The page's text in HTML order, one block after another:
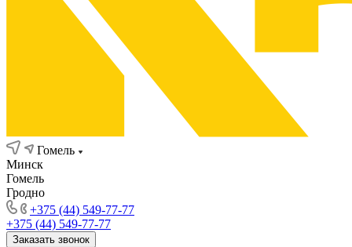
Гомель
Минск
Гомель
Гродно
+375 (44) 549-77-77
+375 (44) 549-77-77
Заказать звонок